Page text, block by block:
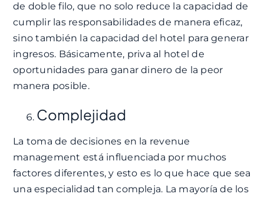
de doble filo, que no solo reduce la capacidad de
cumplir las responsabilidades de manera eficaz,
sino también la capacidad del hotel para generar
ingresos. Básicamente, priva al hotel de
oportunidades para ganar dinero de la peor
manera posible.
Complejidad
La toma de decisiones en la revenue
management está influenciada por muchos
factores diferentes, y esto es lo que hace que sea
una especialidad tan compleja. La mayoría de los